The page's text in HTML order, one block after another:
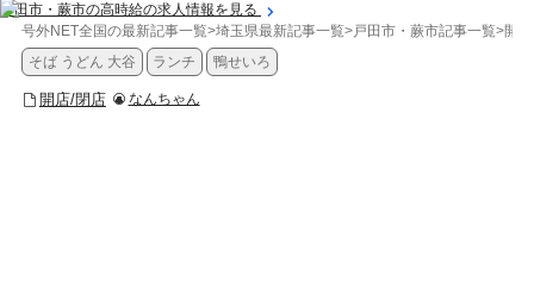
戸田市・蕨市の高時給の求人情報を見る
号外NET全国の最新記事一覧>埼玉県最新記事一覧>戸田市・蕨市記事一覧>開
そば うどん 大谷
ランチ 鴨せいろ
開店/閉店 なんちゃん